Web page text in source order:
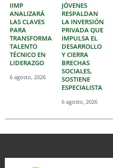
IIMP
ANALIZARÁ
LAS CLAVES
PARA
TRANSFORMAR
TALENTO
TÉCNICO EN
LIDERAZGO
6 agosto, 2026
JÓVENES
RESPALDAN
LA INVERSIÓN
PRIVADA QUE
IMPULSA EL
DESARROLLO
Y CIERRA
BRECHAS
SOCIALES,
SOSTIENE
ESPECIALISTA
6 agosto, 2026